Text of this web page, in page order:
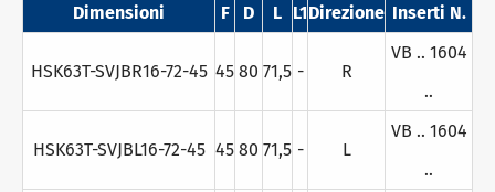
Dimensioni F D L L1Direzione Inserti N.
HSK63T-SVJBR16-72-45 45 80 71,5 - R
VB .. 1604
..
HSK63T-SVJBL16-72-45 45 80 71,5 - L
VB .. 1604
..